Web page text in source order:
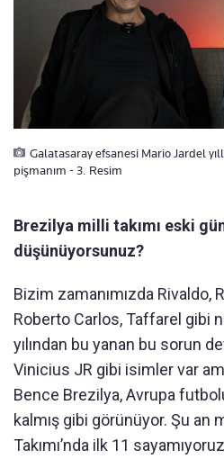
Galatasaray efsanesi Mario Jardel
pişmanım - 3. Resim
Brezilya milli takımı eski
düşünüyorsunuz?
Bizim zamanımızda Rivaldo,
Roberto Carlos, Taffarel gibi
yılından bu yanan bu sorun
Vinicius JR gibi isimler var
Bence Brezilya, Avrupa
kalmış gibi görünüyor. Şu an
Takımı’nda ilk 11